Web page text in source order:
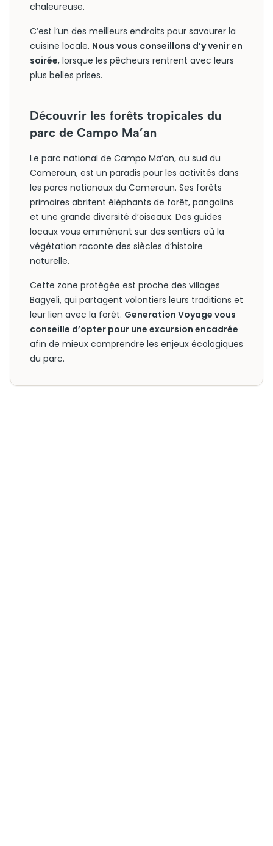
chaleureuse.
C’est l’un des meilleurs endroits pour savourer la
cuisine locale. Nous vous conseillons d’y venir en
soirée, lorsque les pêcheurs rentrent avec leurs
plus belles prises.
Découvrir les forêts tropicales du
parc de Campo Ma’an
Le parc national de Campo Ma’an, au sud du
Cameroun, est un paradis pour les activités dans
les parcs nationaux du Cameroun. Ses forêts
primaires abritent éléphants de forêt, pangolins
et une grande diversité d’oiseaux. Des guides
locaux vous emmènent sur des sentiers où la
végétation raconte des siècles d’histoire
naturelle.
Cette zone protégée est proche des villages
Bagyeli, qui partagent volontiers leurs traditions et
leur lien avec la forêt. Generation Voyage vous
conseille d’opter pour une excursion encadrée
afin de mieux comprendre les enjeux écologiques
du parc.